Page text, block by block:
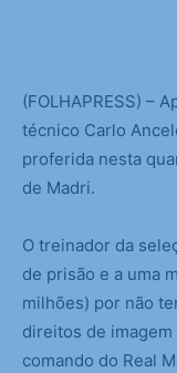
(FOLHAPRESS) –
técnico Carlo
proferida nesta
de Madri.
O treinador da
de prisão e a uma
milhões) por não
direitos de
comando do Real